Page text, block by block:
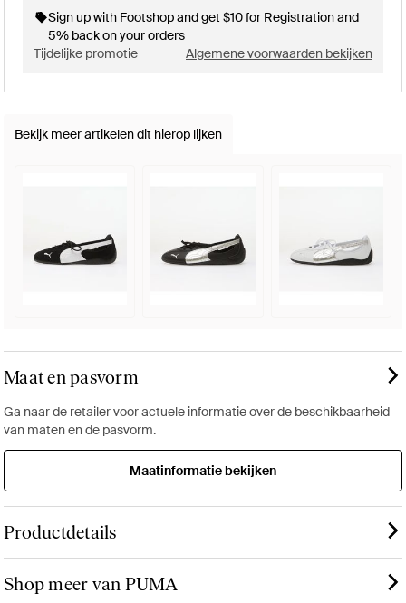
Sign up with Footshop and get $10 for Registration and
5% back on your orders
Tijdelijke promotie
Algemene voorwaarden bekijken
Bekijk meer artikelen dit hierop lijken
Maat en pasvorm
Ga naar de retailer voor actuele informatie over de beschikbaarheid
van maten en de pasvorm.
Maatinformatie bekijken
Productdetails
Shop meer van PUMA